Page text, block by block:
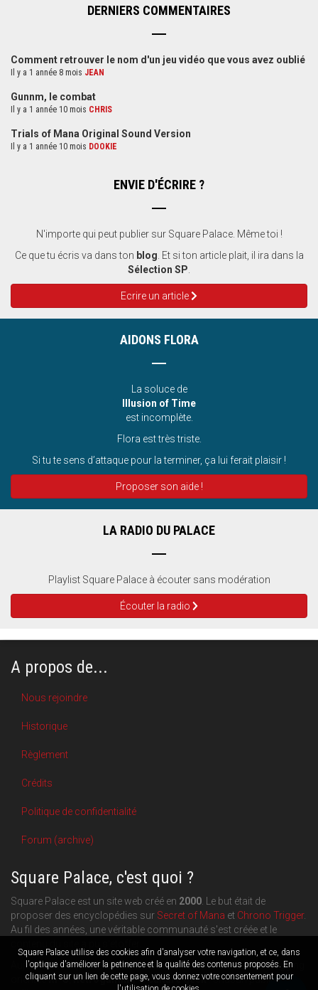
Square Palace utilise des cookies afin d'analyser votre navigation, et ce, dans
l'optique d'améliorer la petinence et la qualité des contenus proposés. En
cliquant sur un lien de cette page, vous donnez votre consentement pour
DERNIERS COMMENTAIRES
Comment retrouver le nom d'un jeu vidéo que vous avez oublié
Il y a 1 année 8 mois JEAN
Gunnm, le combat
Il y a 1 année 10 mois CHRIS
Trials of Mana Original Sound Version
Il y a 1 année 10 mois DOOKIE
ENVIE D'ÉCRIRE ?
N'importe qui peut publier sur Square Palace. Même toi !
Ce que tu écris va dans ton blog. Et si ton article plait, il ira dans la
Sélection SP.
Ecrire un article
AIDONS FLORA
La soluce de
Illusion of Time
est incomplète.
Flora est très triste.
Si tu te sens d’attaque pour la terminer, ça lui ferait plaisir !
Proposer son aide !
LA RADIO DU PALACE
Playlist Square Palace à écouter sans modération
Écouter la radio
A propos de...
Nous rejoindre
Historique
Règlement
Crédits
Politique de confidentialité
Forum (archive)
Square Palace, c'est quoi ?
Square Palace est un site web créé en 2000. Le but était de
proposer des encyclopédies sur Secret of Mana et Chrono Trigger.
Au fil des années, une véritable communauté s'est créée et le
Aujourd'hui, Square Palace c'est aussi une plateforme de blogging
orientéeRPG, Retrogamingetculture geek: chacun publie ce